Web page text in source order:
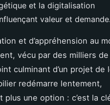
et la digitalisation
valeur et demande.
et d’appréhension au
vécu par des milliers de
culminant d’un projet de
redémarre lentement,
plus une option : c’est la